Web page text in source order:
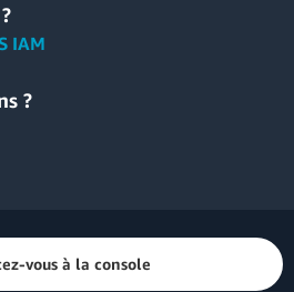
IAM
?
vous à la console